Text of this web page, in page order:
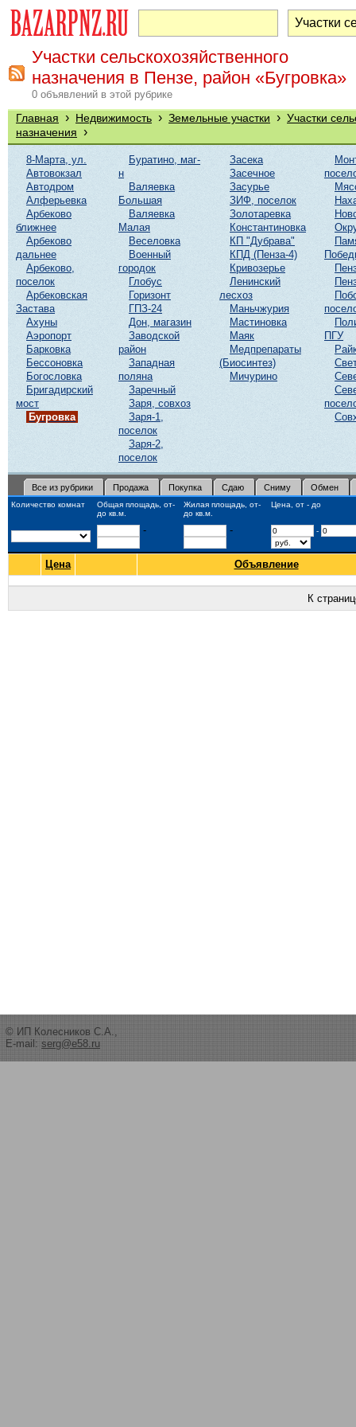
Участки сельскохозяйственного
назначения в Пензе, район «Бугровка»
0 объявлений в этой рубрике
Главная › Недвижимость › Земельные участки › Участки
назначения ›
8-Марта, ул.
Автовокзал
Автодром
Алферьевка
Арбеково
ближнее
Арбеково
дальнее
Арбеково,
поселок
Арбековская
Застава
Ахуны
Аэропорт
Барковка
Бессоновка
Богословка
Бригадирский
мост
Бугровка
Буратино, маг-
н
Валяевка
Большая
Валяевка
Малая
Веселовка
Военный
городок
Глобус
Горизонт
ГПЗ-24
Дон, магазин
Заводской
район
Западная
поляна
Заречный
Заря, совхоз
Заря-1,
поселок
Заря-2,
поселок
Засека
Засечное
Засурье
ЗИФ, поселок
Золотаревка
Константиновка
КП "Дубрава"
КПД (Пенза-4)
Кривозерье
Ленинский
лесхоз
Маньчжурия
Мастиновка
Маяк
Медпрепараты
(Биосинтез)
Мичурино
ПГУ
Все из рубрики Продажа Покупка Сдаю Сниму Обмен
Количество комнат
Общая площадь, от-
до кв.м.
Жилая площадь, от-
до кв.м.
Цена, от - до
- - -
Цена Объявление
К
© ИП Колесников С.А.,
E-mail: serg@e58.ru